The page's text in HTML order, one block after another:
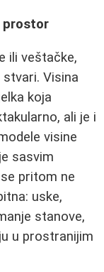
prostor
ili veštačke,
Visina
koja
ali je i
visine
sasvim
pritom ne
uske,
stanove,
u prostranijim